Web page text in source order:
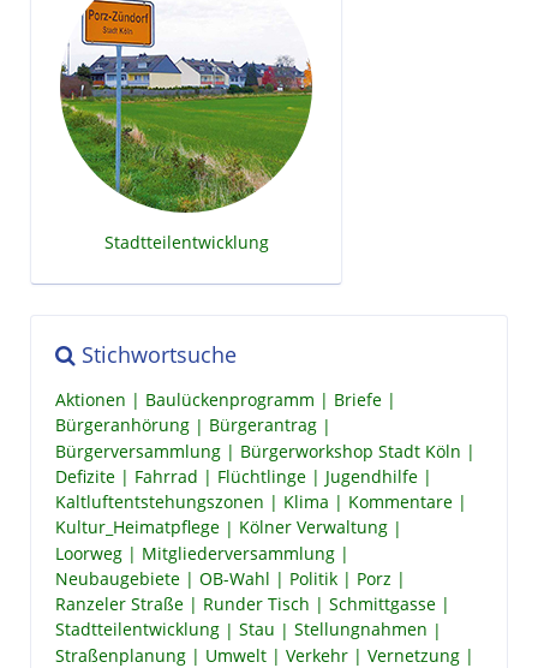
Stadtteilentwicklung
Stichwortsuche
Aktionen Baulückenprogramm
Briefe
Bürgeranhörung
Bürgerantrag
Bürgerversammlung
Bürgerworkshop Stadt Köln
Defizite
Fahrrad Flüchtlinge
Jugendhilfe
Kaltluftentstehungszonen
Klima
Kommentare
Kultur_Heimatpflege
Kölner Verwaltung
Loorweg
Mitgliederversammlung
Neubaugebiete
OB-Wahl Politik
Porz
Ranzeler Straße
Runder Tisch
Schmittgasse
Stadtteilentwicklung
Stau
Stellungnahmen
Straßenplanung
Umwelt Verkehr
Vernetzung